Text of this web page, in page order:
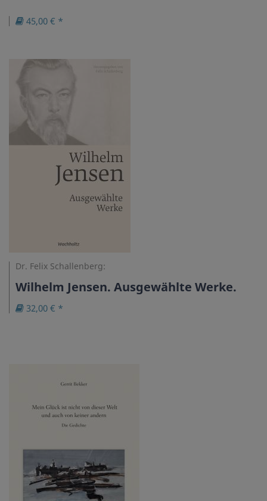
45,00 € *
Dr. Felix Schallenberg:
Wilhelm Jensen. Ausgewählte Werke.
32,00 € *